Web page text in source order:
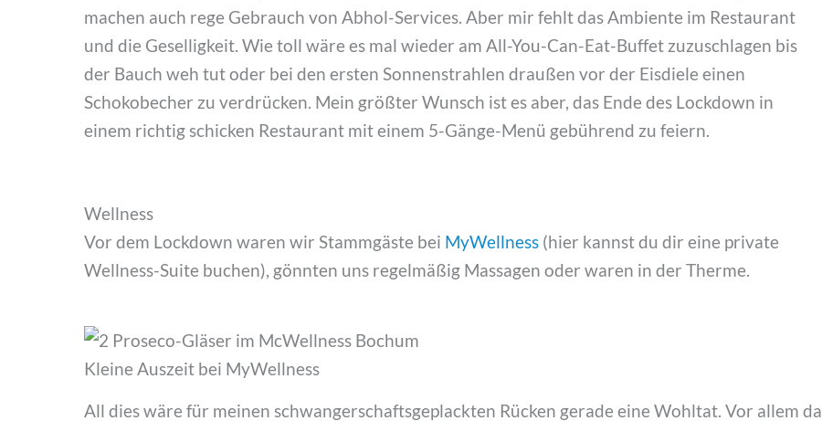
machen auch rege Gebrauch von Abhol-Services. Aber mir fehlt das Ambiente im Restaurant
und die Geselligkeit. Wie toll wäre es mal wieder am All-You-Can-Eat-Buffet zuzuschlagen bis
der Bauch weh tut oder bei den ersten Sonnenstrahlen draußen vor der Eisdiele einen
Schokobecher zu verdrücken. Mein größter Wunsch ist es aber, das Ende des Lockdown in
einem richtig schicken Restaurant mit einem 5-Gänge-Menü gebührend zu feiern.
Wellness
Vor dem Lockdown waren wir Stammgäste bei MyWellness (hier kannst du dir eine private
Wellness-Suite buchen), gönnten uns regelmäßig Massagen oder waren in der Therme.
Kleine Auszeit bei MyWellness
All dies wäre für meinen schwangerschaftsgeplackten Rücken gerade eine Wohltat. Vor allem da